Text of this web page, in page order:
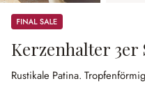
Sale
Kerzenhalter 3er
Rustikale Patina.